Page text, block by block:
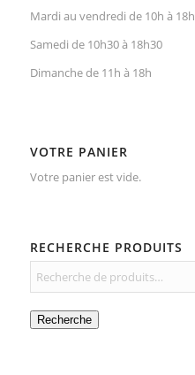
Mardi au vendredi de 10h à 18h
Samedi de 10h30 à 18h30
Dimanche de 11h à 18h
VOTRE PANIER
Votre panier est vide.
RECHERCHE PRODUITS
Recherche